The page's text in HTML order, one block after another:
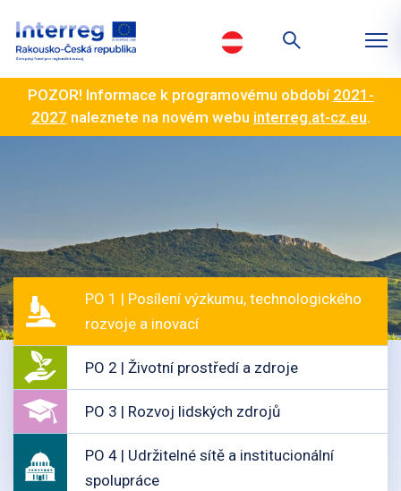
POZOR! Informace k programovému období 2021-
2027 naleznete na novém webu interreg.at-cz.eu.
PO 1 | Posílení výzkumu, technologického
rozvoje a inovací
PO 2 | Životní prostředí a zdroje
PO 3 | Rozvoj lidských zdrojů
PO 4 | Udržitelné sítě a institucionální
spolupráce